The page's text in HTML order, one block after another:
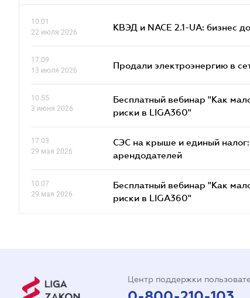
10.01
22 июля 2026
КВЭД и NACE 2.1-UA: бизнес
17.09
13 июля 2026
Продали электроэнергию в
10.55
3 июня 2026
Бесплатный вебинар "Как
риски в LIGA360"
17.03
29 мая 2026
СЭС на крыше и единый
арендодателей
10.07
29 мая 2026
Бесплатный вебинар "Как
риски в LIGA360"
Центр поддержки